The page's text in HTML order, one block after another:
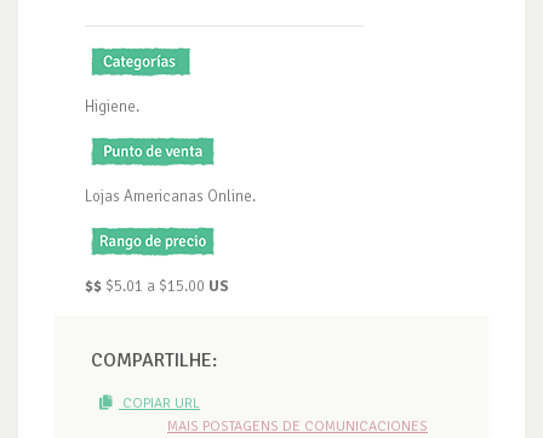
Higiene.
Lojas Americanas Online.
$$ $5.01 a $15.00 US
COMPARTILHE:
COPIAR URL
MAIS POSTAGENS DE COMUNICACIONES